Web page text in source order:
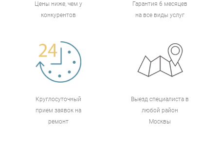
Цены ниже, чем у
конкурентов
Гарантия 6 месяцев
на все виды услуг
Круглосуточный
прием заявок на
ремонт
Выезд специалиста в
любой район
Москвы